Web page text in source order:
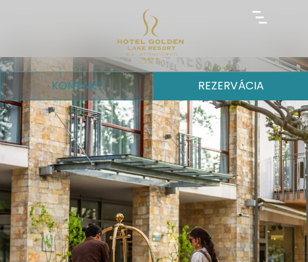
KONTAKT REZERVÁCIA
Online rezervácia